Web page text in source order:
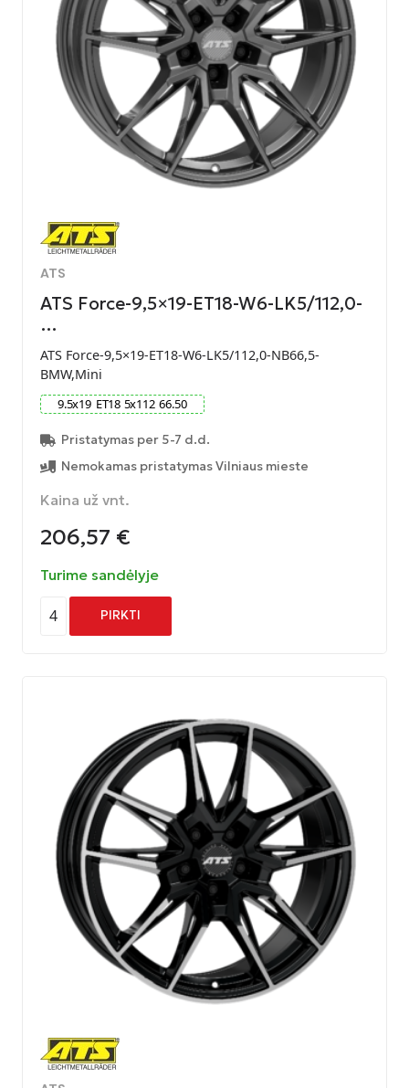
ATS
ATS Force-9,5×19-ET18-W6-LK5/112,0-
…
ATS Force-9,5×19-ET18-W6-LK5/112,0-NB66,5-
BMW,Mini
9.5x19 ET18 5x112 66.50
Pristatymas per 5-7 d.d.
Nemokamas pristatymas Vilniaus mieste
Kaina už vnt.
206,57 €
Turime sandėlyje
4 PIRKTI